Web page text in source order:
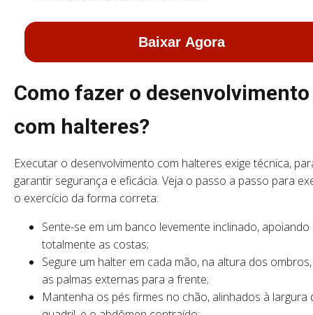
Baixar Agora
Como fazer o desenvolvimento
com halteres?
Executar o desenvolvimento com halteres exige técnica,
garantir segurança e eficácia. Veja o passo a passo para
o exercício da forma correta:
Sente-se em um banco levemente inclinado, apoiando
totalmente as costas;
Segure um halter em cada mão, na altura dos
as palmas externas para a frente;
Mantenha os pés firmes no chão, alinhados à largura